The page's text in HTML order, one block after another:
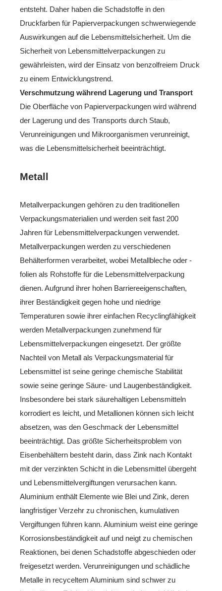
entsteht. Daher haben die Schadstoffe in den
Druckfarben für Papierverpackungen schwerwiegende
Auswirkungen auf die Lebensmittelsicherheit. Um die
Sicherheit von Lebensmittelverpackungen zu
gewährleisten, wird der Einsatz von benzolfreiem Druck
zu einem Entwicklungstrend.
Verschmutzung während Lagerung und Transport
Die Oberfläche von Papierverpackungen wird während
der Lagerung und des Transports durch Staub,
Verunreinigungen und Mikroorganismen verunreinigt,
was die Lebensmittelsicherheit beeinträchtigt.
Metall
Metallverpackungen gehören zu den traditionellen
Verpackungsmaterialien und werden seit fast 200
Jahren für Lebensmittelverpackungen verwendet.
Metallverpackungen werden zu verschiedenen
Behälterformen verarbeitet, wobei Metallbleche oder -
folien als Rohstoffe für die Lebensmittelverpackung
dienen. Aufgrund ihrer hohen Barriereeigenschaften,
ihrer Beständigkeit gegen hohe und niedrige
Temperaturen sowie ihrer einfachen Recyclingfähigkeit
werden Metallverpackungen zunehmend für
Lebensmittelverpackungen eingesetzt. Der größte
Nachteil von Metall als Verpackungsmaterial für
Lebensmittel ist seine geringe chemische Stabilität
sowie seine geringe Säure- und Laugenbeständigkeit.
Insbesondere bei stark säurehaltigen Lebensmitteln
korrodiert es leicht, und Metallionen können sich leicht
absetzen, was den Geschmack der Lebensmittel
beeinträchtigt. Das größte Sicherheitsproblem von
Eisenbehältern besteht darin, dass Zink nach Kontakt
mit der verzinkten Schicht in die Lebensmittel übergeht
und Lebensmittelvergiftungen verursachen kann.
Aluminium enthält Elemente wie Blei und Zink, deren
langfristiger Verzehr zu chronischen, kumulativen
Vergiftungen führen kann. Aluminium weist eine geringe
Korrosionsbeständigkeit auf und neigt zu chemischen
Reaktionen, bei denen Schadstoffe abgeschieden oder
freigesetzt werden. Verunreinigungen und schädliche
Metalle in recyceltem Aluminium sind schwer zu